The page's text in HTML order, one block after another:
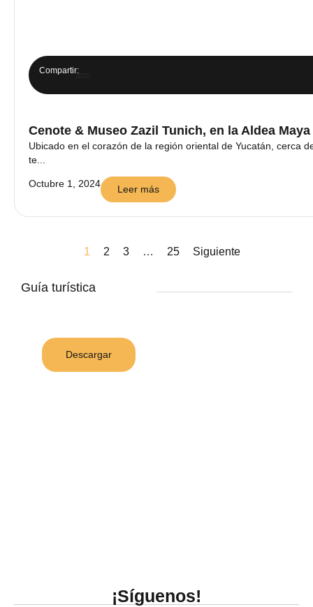
Compartir:
Cenote & Museo Zazil Tunich, en la Aldea Maya
Ubicado en el corazón de la región oriental de Yucatán, cerca
te...
Octubre 1, 2024 Leer más
1 2 3 … 25 Siguiente
Guía turística
Descargar
¡Síguenos!